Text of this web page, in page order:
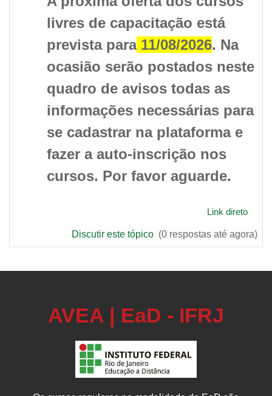
livres de capacitação está
prevista para 11/08/2026. Na
ocasião serão postados neste
quadro de avisos todas as
informações necessárias para
se cadastrar na plataforma e
fazer a auto-inscrição nos
cursos. Por favor aguarde.
Link direto
Discutir este tópico (0 respostas até agora)
AVEA | EaD - IFRJ